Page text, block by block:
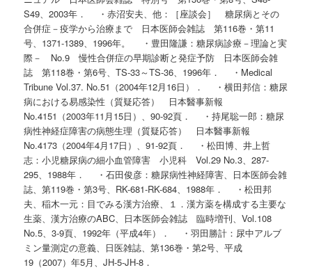
S49、2003年． ・赤沼安夫、他：［座談会］ 糖尿病とその
合併症－疫学から治療まで 日本医師会雑誌 第116巻・第11
号、1371-1389、1996年。 ・豊田隆謙：糖尿病診療－理論と実
際－ No.9 慢性合併症の早期診断と発症予防 日本医師会雑
誌 第118巻・第6号、TS-33～TS-36、1996年． ・Medical
Tribune Vol.37. No.51（2004年12月16日）． ・横田邦信：糖尿
病における易感染性（質疑応答） 日本醫事新報
No.4151（2003年11月15日）、90-92頁． ・持尾聡一郎：糖尿
病性神経症障害の病態生理（質疑応答） 日本醫事新報
No.4173（2004年4月17日）、91-92頁． ・松田博、井上哲
志：小児糖尿病の細小血管障害 小児科 Vol.29 No.3、287-
295、1988年． ・石田俊彦：糖尿病性神経障害、日本医師会雑
誌、第119巻・第3号、RK-681-RK-684、1988年． ・松田邦
夫、稲木一元：目でみる漢方治療、１．漢方薬を構成する主要な
生薬、漢方治療のABC、日本医師会雑誌 臨時増刊、Vol.108
No.5、3-9頁、1992年（平成4年）． ・羽田勝計：尿中アルブ
ミン量測定の意義、日医雑誌、第136巻・第2号、平成
19（2007）年5月、JH-5-JH-8．